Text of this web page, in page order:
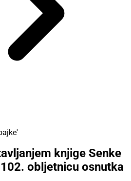
knjige Senke
obljetnicu osnutka